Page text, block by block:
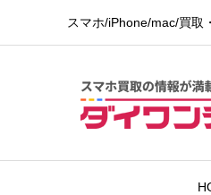
スマホ/iPhone/mac/買取